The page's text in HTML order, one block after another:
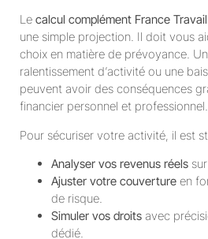
Le calcul complément France
une simple projection. Il doit vous
choix en matière de prévoyance.
ralentissement d’activité ou une
peuvent avoir des conséquences
financier personnel et professionnel.
Pour sécuriser votre activité, il est
Analyser vos revenus réels
Ajuster votre couverture en
de risque.
Simuler vos droits avec
dédié.